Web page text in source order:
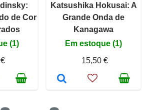
de Cor
(1)
Katsushika Hokusai: A
Grande Onda de
Kanagawa
Em estoque (1)
15,50 €